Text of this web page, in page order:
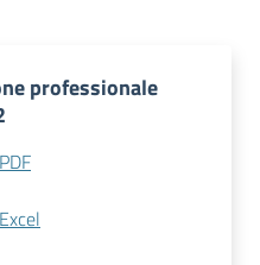
professionale